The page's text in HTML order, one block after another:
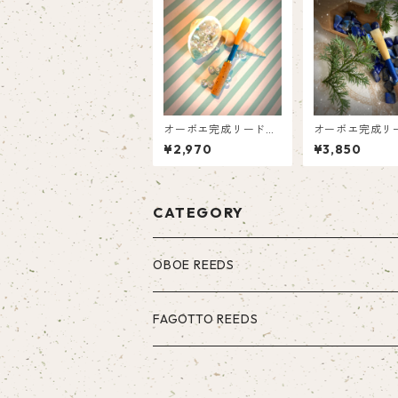
オーボエ完成リード☆
Mira
¥2,970
オーボエ完成
Vega
¥3,850
CATEGORY
OBOE REEDS
FAGOTTO REEDS